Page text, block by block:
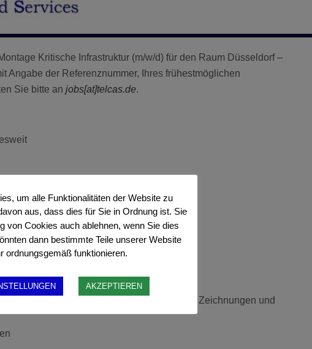
Kritische Infrastruktur (m/w/d) für den Raum Düsseldorf –
Angabe der Referenznummer, Ihres frühestmöglichen
Sie bitte an jobs[at]telcas.de.
Instandsetzungsarbeiten an Anlagen ,(z. B.
Vorgabe und/oder anhand von technischen Zeichnungen und
um alle Funktionalitäten der Website zu
aus, dass dies für Sie in Ordnung ist. Sie
von Cookies auch ablehnen, wenn Sie dies
dann bestimmte Teile unserer Website
ordnungsgemäß funktionieren.
AKZEPTIEREN